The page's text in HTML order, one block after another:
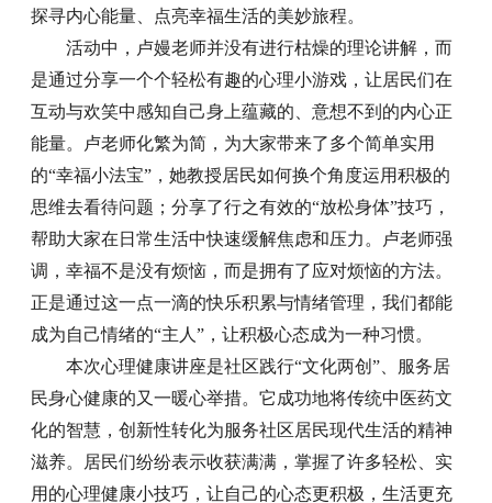
探寻内心能量、点亮幸福生活的美妙旅程。
活动中，卢嫚老师并没有进行枯燥的理论讲解，而
是通过分享一个个轻松有趣的心理小游戏，让居民们在
互动与欢笑中感知自己身上蕴藏的、意想不到的内心正
能量。卢老师化繁为简，为大家带来了多个简单实用
的“幸福小法宝”，她教授居民如何换个角度运用积极的
思维去看待问题；分享了行之有效的“放松身体”技巧，
帮助大家在日常生活中快速缓解焦虑和压力。卢老师强
调，幸福不是没有烦恼，而是拥有了应对烦恼的方法。
正是通过这一点一滴的快乐积累与情绪管理，我们都能
成为自己情绪的“主人”，让积极心态成为一种习惯。
本次心理健康讲座是社区践行“文化两创”、服务居
民身心健康的又一暖心举措。它成功地将传统中医药文
化的智慧，创新性转化为服务社区居民现代生活的精神
滋养。居民们纷纷表示收获满满，掌握了许多轻松、实
用的心理健康小技巧，让自己的心态更积极，生活更充